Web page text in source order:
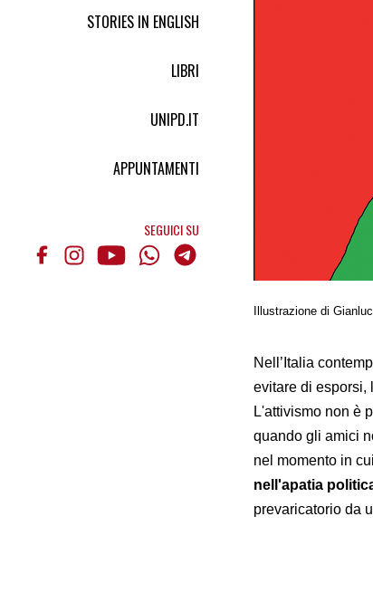
STORIES IN ENGLISH
LIBRI
UNIPD.IT
APPUNTAMENTI
SEGUICI SU
Illustrazione di
Nell’Italia
evitare di esporsi,
L'attivismo non è
quando gli amici
nel momento in
nell'apatia
prevaricatorio da